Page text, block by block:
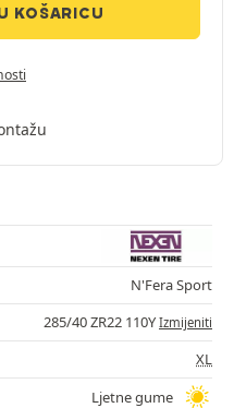
KOŠARICU
N'Fera Sport
285/40 ZR22 110Y Izmijeniti
XL
Ljetne gume